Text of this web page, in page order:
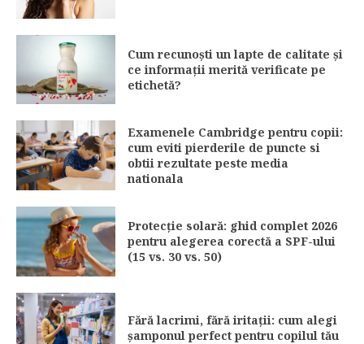
Cum recunoști un lapte de calitate și
ce informații merită verificate pe
etichetă?
Examenele Cambridge pentru copii:
cum eviti pierderile de puncte si
obtii rezultate peste media
nationala
Protecție solară: ghid complet 2026
pentru alegerea corectă a SPF-ului
(15 vs. 30 vs. 50)
Fără lacrimi, fără iritații: cum alegi
șamponul perfect pentru copilul tău